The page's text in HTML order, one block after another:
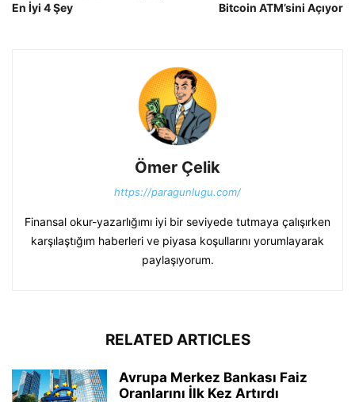
En İyi 4 Şey
Bitcoin ATM’sini Açıyor
Ömer Çelik
https://paragunlugu.com/
Finansal okur-yazarlığımı iyi bir seviyede tutmaya çalışırken
karşılaştığım haberleri ve piyasa koşullarını yorumlayarak
paylaşıyorum.
RELATED ARTICLES
Avrupa Merkez Bankası Faiz
Oranlarını İlk Kez Artırdı